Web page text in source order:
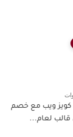
كويز ويب مع خصم